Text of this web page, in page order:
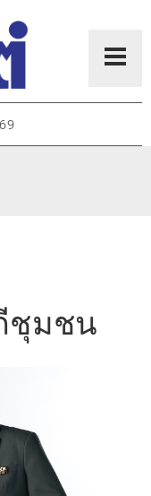
ชุมชน